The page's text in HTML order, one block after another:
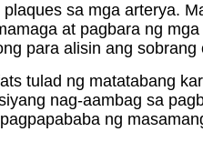
sa mga arterya.
at pagbara ng
para alisin ang
tulad ng matatabang
nag-aambag sa
ng